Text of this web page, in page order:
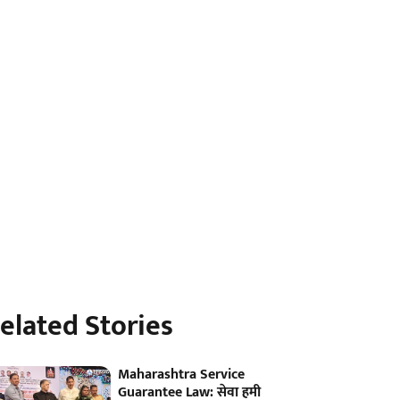
Stories
Maharashtra Service
Guarantee Law: सेवा हमी